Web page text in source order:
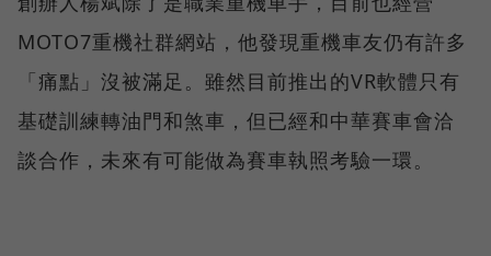
MOTO7重機社群網站，他發現重機車友仍有許多
「痛點」沒被滿足。雖然目前推出的VR軟體只有
基礎訓練轉油門和煞車，但已經和中華賽車會洽
談合作，未來有可能做為賽車執照考驗一環。